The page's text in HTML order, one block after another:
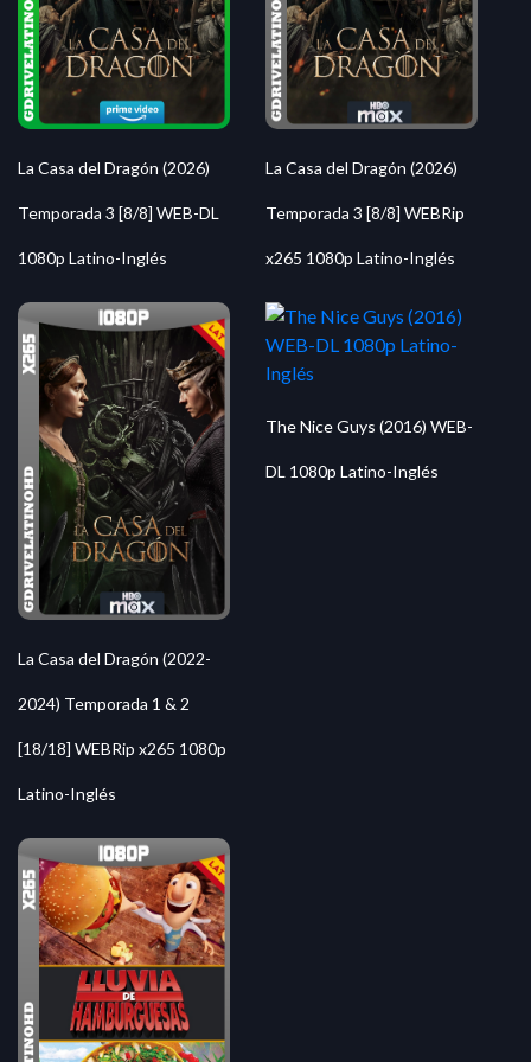
La Casa del Dragón (2026)
Temporada 3 [8/8] WEB-DL
1080p Latino-Inglés
La Casa del Dragón (2026)
Temporada 3 [8/8] WEBRip
x265 1080p Latino-Inglés
La Casa del Dragón (2022-
2024) Temporada 1 & 2
[18/18] WEBRip x265 1080p
Latino-Inglés
The Nice Guys (2016) WEB-
DL 1080p Latino-Inglés